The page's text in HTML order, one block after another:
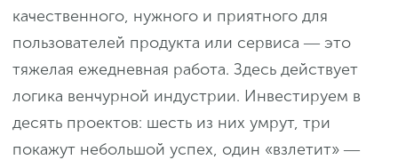
качественного, нужного и приятного для
пользователей продукта или сервиса ― это
тяжелая ежедневная работа. Здесь действует
логика венчурной индустрии. Инвестируем в
десять проектов: шесть из них умрут, три
покажут небольшой успех, один «взлетит» ―